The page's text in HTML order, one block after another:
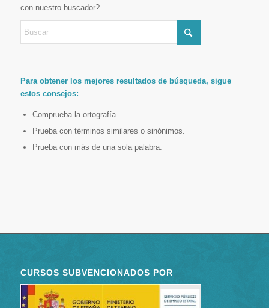
con nuestro buscador?
Para obtener los mejores resultados de búsqueda, sigue
estos consejos:
Comprueba la ortografía.
Prueba con términos similares o sinónimos.
Prueba con más de una sola palabra.
CURSOS SUBVENCIONADOS POR